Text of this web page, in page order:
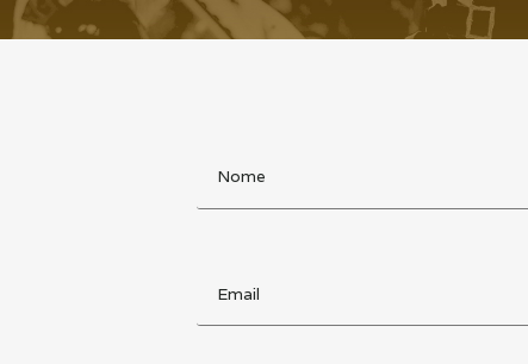
DIRETTIVO